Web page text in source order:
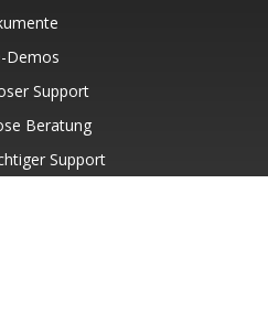
Demos
Support
Beratung
Support